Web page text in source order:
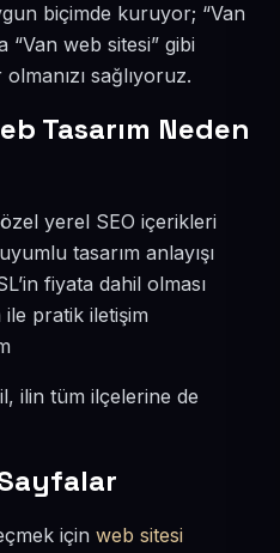
biçimde kuruyor; “Van
“Van web sitesi” gibi
sağlıyoruz.
Tasarım Neden
yerel SEO içerikleri
tasarım anlayışı
fiyata dahil olması
pratik iletişim
ilin tüm ilçelerine de
için web sitesi